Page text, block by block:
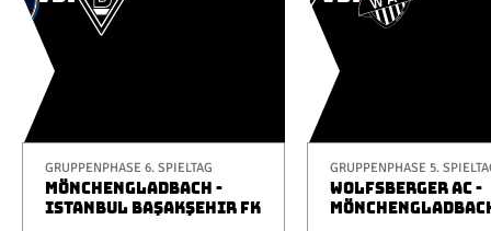
GRUPPENPHASE 6. SPIELTAG
MÖNCHENGLADBACH -
ISTANBUL BAŞAKŞEHIR FK
GRUPPENPHASE 5.
WOLFSBERGER AC -